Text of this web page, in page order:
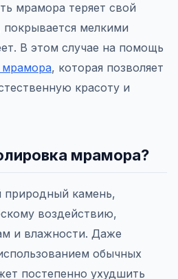
мрамора теряет свой
мелкими
В этом случае на помощь
мрамора, которая позволяет
красоту и
мрамора?
камень,
воздействию,
и влажности. Даже
обычных
постепенно ухудшить